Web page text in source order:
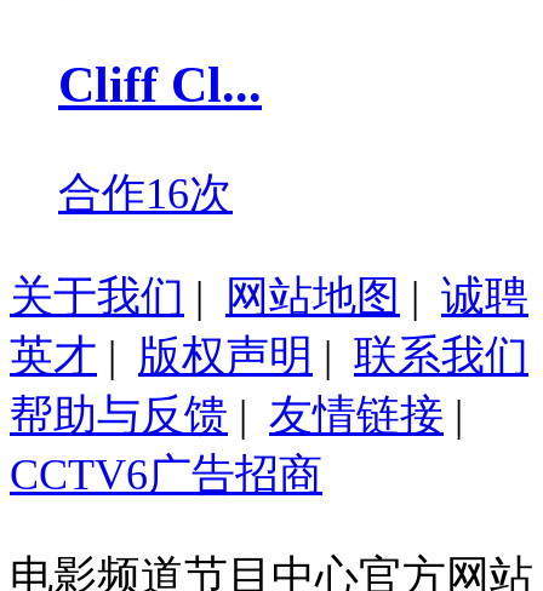
Cliff Cl...
合作16次
关于我们 | 网站地图 | 诚聘
英才 | 版权声明 | 联系我们
帮助与反馈 | 友情链接 |
CCTV6广告招商
电影频道节目中心官方网站